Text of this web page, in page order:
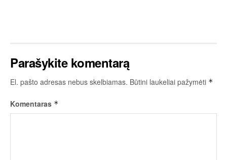
Parašykite komentarą
El. pašto adresas nebus skelbiamas. Būtini laukeliai pažymėti *
Komentaras *